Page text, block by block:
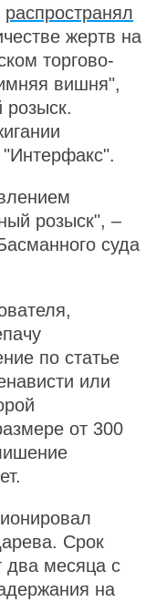
распространял
жертв на
торгово-
вишня",
"Интерфакс".
розыск", –
суда
по статье
или
от 300
Срок
два месяца с
на